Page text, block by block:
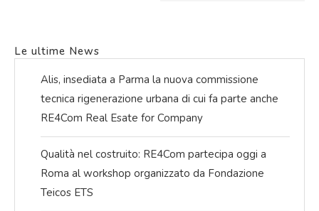
Le ultime News
Alis, insediata a Parma la nuova commissione
tecnica rigenerazione urbana di cui fa parte anche
RE4Com Real Esate for Company
Qualità nel costruito: RE4Com partecipa oggi a
Roma al workshop organizzato da Fondazione
Teicos ETS